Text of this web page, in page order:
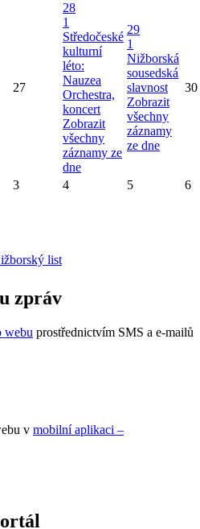
27
28
1
Středočeské
kulturní
léto:
Nauzea
Orchestra,
koncert
Zobrazit
všechny
záznamy ze
dne
29
1
Nižborská
sousedská
slavnost
Zobrazit
všechny
záznamy
ze dne
30
3 4 5 6
zpráv
webu prostřednictvím SMS a e-mailů
v mobilní aplikaci –